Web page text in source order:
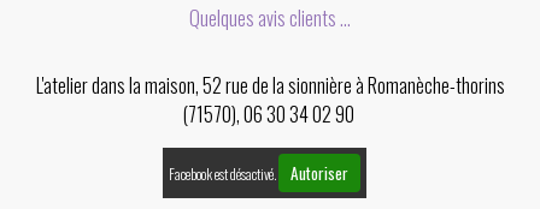
Quelques avis clients ...
L'atelier dans la maison, 52 rue de la sionnière à Romanèche-thorins
(71570), 06 30 34 02 90
Facebook est désactivé. Autoriser